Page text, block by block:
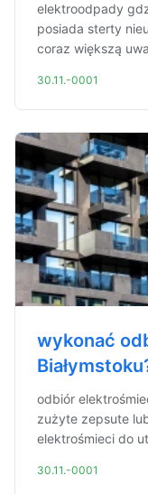
elektroodpady
posiada sterty
coraz większą
30.11.-0001
wykonać
odbiór
zużyte zepsute
elektrośmieci do
30.11.-0001